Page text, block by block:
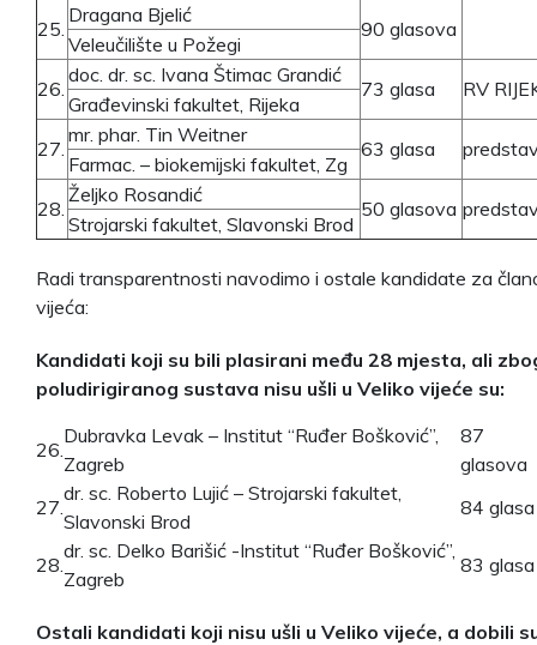
25.
Dragana Bjelić
90 glasova
Veleučilište u Požegi
26.
doc. dr. sc. Ivana Štimac Grandić
73 glasa RV
Građevinski fakultet, Rijeka
27.
mr. phar. Tin Weitner
63 glasa
Farmac. – biokemijski fakultet, Zg
28.
Željko Rosandić
50 glasova
Strojarski fakultet, Slavonski Brod
Radi transparentnosti navodimo i ostale kandidate za
vijeća:
Kandidati koji su bili plasirani među 28 mjesta, ali
poludirigiranog sustava nisu ušli u Veliko vijeće su:
26.
Dubravka Levak – Institut “Ruđer Bošković”,
Zagreb
87
glasova
27.
dr. sc. Roberto Lujić – Strojarski fakultet,
Slavonski Brod
84 glasa
28.
dr. sc. Delko Barišić -Institut “Ruđer Bošković”,
Zagreb
83 glasa
Ostali kandidati koji nisu ušli u Veliko vijeće, a dobili